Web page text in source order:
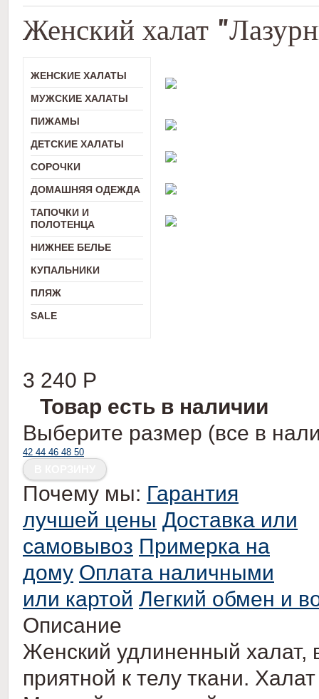
Женский халат
ЖЕНСКИЕ ХАЛАТЫ
МУЖСКИЕ ХАЛАТЫ
ПИЖАМЫ
ДЕТСКИЕ ХАЛАТЫ
СОРОЧКИ
ДОМАШНЯЯ ОДЕЖДА
ТАПОЧКИ И
ПОЛОТЕНЦА
НИЖНЕЕ БЕЛЬЕ
КУПАЛЬНИКИ
ПЛЯЖ
SALE
3 240 Р
Товар есть в наличии
Выберите размер (все в
42 44 46 48 50
Почему мы: Гарантия
лучшей цены Доставка или
самовывоз Примерка на
дому Оплата наличными
или картой Легкий обмен и
Описание
Женский удлиненный халат,
приятной к телу ткани.